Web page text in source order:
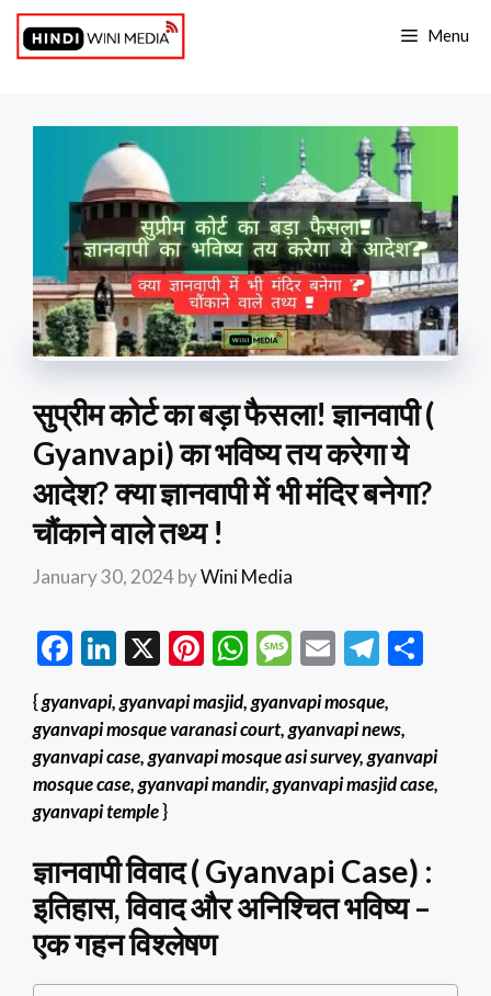
Skip
content
Menu
सुप्रीम कोर्ट का बड़ा फैसला! ज्ञानवापी (
Gyanvapi) का भविष्य तय करेगा ये
आदेश? क्या ज्ञानवापी में भी मंदिर बनेगा?
चौंकाने वाले तथ्य !
January 30, 2024byWini Media
F
e
b
o
o
k
Li
ke
dI
n
X
Pi
nt
er
es
t
W
at
s
A
p
M
es
sa
g
e
E
ai
l
T
e
gr
a
e
{gyanvapi, gyanvapi masjid, gyanvapi mosque,
gyanvapi mosque varanasi court, gyanvapi news,
gyanvapi case, gyanvapi mosque asi survey, gyanvapi
mosque case, gyanvapi mandir, gyanvapi masjid case,
gyanvapi temple}
ज्ञानवापी विवाद ( Gyanvapi Case) :
इतिहास, विवाद और अनिश्चित भविष्य –
एक गहन विश्लेषण